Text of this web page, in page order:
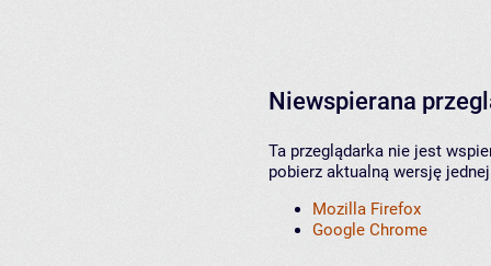
Niewspierana
Ta przeglądarka nie jest
pobierz aktualną wersję
Mozilla Firefox
Google Chrome